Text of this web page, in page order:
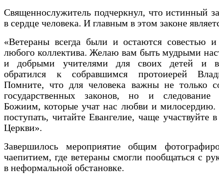
Священнослужитель подчеркнул, что истинный
в сердце человека. И главным в этом законе
«Ветераны всегда были и остаются совестью
любого коллектива. Желаю вам быть мудрыми
и добрыми учителями для своих детей и
обратился к собравшимся протоиерей
Помните, что для человека важны не только
государственных законов, но и следование
Божиим, которые учат нас любви и милосердию.
поступать, читайте Евангелие, чаще участвуйте
Церкви».
Завершилось мероприятие общим
чаепитием, где ветераны смогли пообщаться с
в неформальной обстановке.